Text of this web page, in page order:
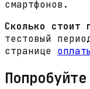
смартфонов.
Сколько стоит
тестовый
странице